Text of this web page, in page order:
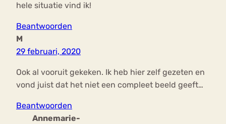
hele situatie vind ik!
Beantwoorden
M
29 februari, 2020
Ook al vooruit gekeken. Ik heb hier zelf gezeten en
vond juist dat het niet een compleet beeld geeft…
Beantwoorden
Annemarie-